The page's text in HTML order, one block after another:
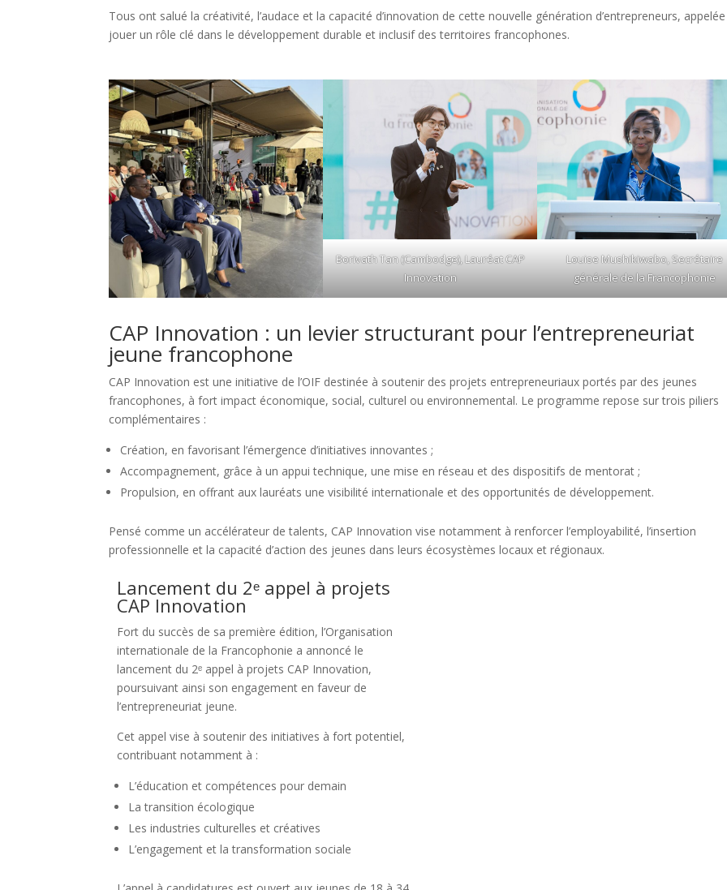
Tous ont salué la créativité, l’audace et la capacité d’innovation de cette nouvelle génération d’entrepreneurs,
jouer un rôle clé dans le développement durable et inclusif des territoires francophones.
Borivath Tan (Cambodge), Lauréat CAP
Innovation
Louise Mushikiwabo, Secrétaire
générale de la Francophonie
CAP Innovation : un levier structurant pour l’entrepreneuriat
jeune francophone
CAP Innovation est une initiative de l’OIF destinée à soutenir des projets entrepreneuriaux portés par des jeunes
francophones, à fort impact économique, social, culturel ou environnemental. Le programme repose sur trois piliers
complémentaires :
Création, en favorisant l’émergence d’initiatives innovantes ;
Accompagnement, grâce à un appui technique, une mise en réseau et des dispositifs de mentorat ;
Propulsion, en offrant aux lauréats une visibilité internationale et des opportunités de développement.
Pensé comme un accélérateur de talents, CAP Innovation vise notamment à renforcer l’employabilité, l’insertion
professionnelle et la capacité d’action des jeunes dans leurs écosystèmes locaux et régionaux.
Lancement du 2ᵉ appel à projets
CAP Innovation
Fort du succès de sa première édition, l’Organisation
internationale de la Francophonie a annoncé le
lancement du 2ᵉ appel à projets CAP Innovation,
poursuivant ainsi son engagement en faveur de
l’entrepreneuriat jeune.
Cet appel vise à soutenir des initiatives à fort potentiel,
contribuant notamment à :
L’éducation et compétences pour demain
La transition écologique
Les industries culturelles et créatives
L’engagement et la transformation sociale